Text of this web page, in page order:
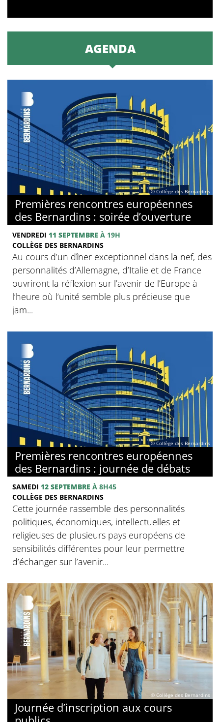
AGENDA
© Collège des Bernardins
Premières rencontres européennes
des Bernardins : soirée d’ouverture
VENDREDI 11 SEPTEMBRE À 19H
COLLÈGE DES BERNARDINS
Au cours d’un dîner exceptionnel dans la nef, des
personnalités d’Allemagne, d’Italie et de France
ouvriront la réflexion sur l’avenir de l’Europe à
l’heure où l’unité semble plus précieuse que
jam...
© Collège des Bernardins
Premières rencontres européennes
des Bernardins : journée de débats
SAMEDI 12 SEPTEMBRE À 8H45
COLLÈGE DES BERNARDINS
Cette journée rassemble des personnalités
politiques, économiques, intellectuelles et
religieuses de plusieurs pays européens de
sensibilités différentes pour leur permettre
d’échanger sur l’avenir...
© Collège des Bernardins
Journée d’inscription aux cours